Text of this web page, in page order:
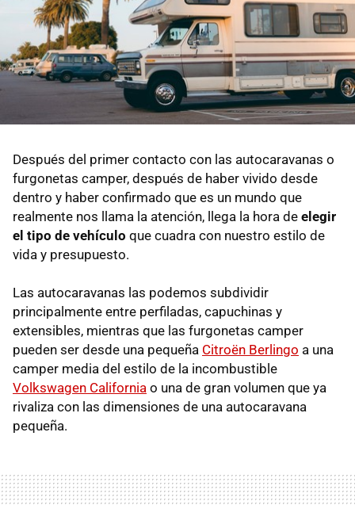
Después del primer contacto con las autocaravanas o
furgonetas camper, después de haber vivido desde
dentro y haber confirmado que es un mundo que
realmente nos llama la atención, llega la hora de elegir
el tipo de vehículo que cuadra con nuestro estilo de
vida y presupuesto.
Las autocaravanas las podemos subdividir
principalmente entre perfiladas, capuchinas y
extensibles, mientras que las furgonetas camper
pueden ser desde una pequeña Citroën Berlingo a una
camper media del estilo de la incombustible
Volkswagen California o una de gran volumen que ya
rivaliza con las dimensiones de una autocaravana
pequeña.